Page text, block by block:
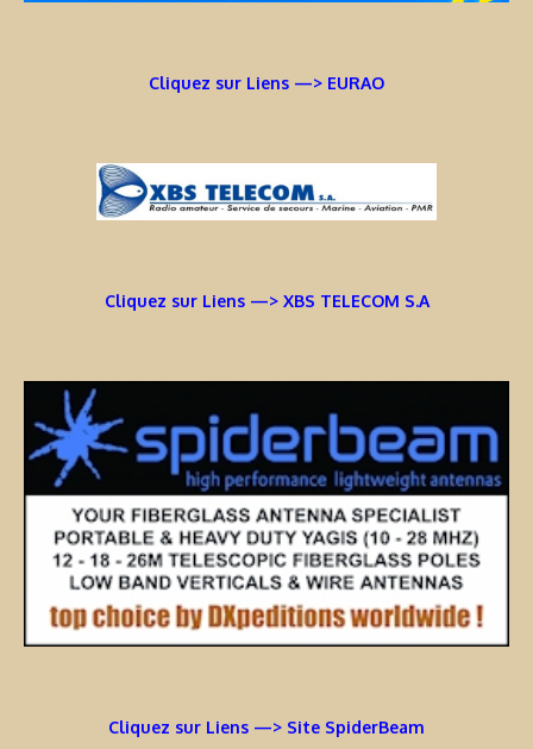
Cliquez sur Liens —> EURAO
Cliquez sur Liens —> XBS TELECOM S.A
Cliquez sur Liens —> Site SpiderBeam